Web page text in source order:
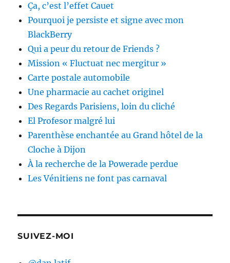
Ça, c’est l’effet Cauet
Pourquoi je persiste et signe avec mon
BlackBerry
Qui a peur du retour de Friends ?
Mission « Fluctuat nec mergitur »
Carte postale automobile
Une pharmacie au cachet originel
Des Regards Parisiens, loin du cliché
El Profesor malgré lui
Parenthèse enchantée au Grand hôtel de la
Cloche à Dijon
À la recherche de la Powerade perdue
Les Vénitiens ne font pas carnaval
SUIVEZ-MOI